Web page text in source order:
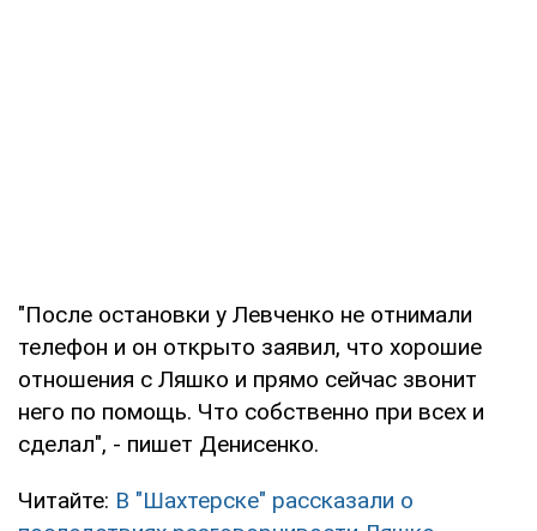
"После остановки у Левченко не отнимали
телефон и он открыто заявил, что хорошие
отношения с Ляшко и прямо сейчас звонит
него по помощь. Что собственно при всех и
сделал", - пишет Денисенко.
Читайте: В "Шахтерске" рассказали о